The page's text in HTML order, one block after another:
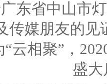
东省中山市
传媒朋友的